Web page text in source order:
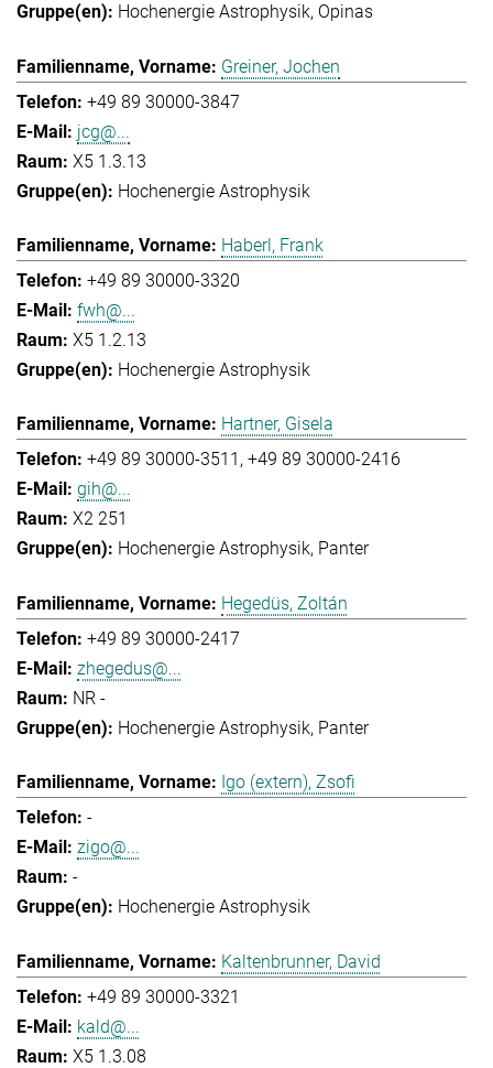
Hochenergie Astrophysik Opinas
Greiner, Jochen
+49 89 30000-3847
jcg@...
X5 1.3.13
Hochenergie Astrophysik
Haberl, Frank
+49 89 30000-3320
fwh@...
X5 1.2.13
Hochenergie Astrophysik
Hartner, Gisela
+49 89 30000-3511 +49 89 30000-2416
gih@...
X2 251
Hochenergie Astrophysik Panter
Hegedüs, Zoltán
+49 89 30000-2417
zhegedus@...
NR -
Hochenergie Astrophysik Panter
Igo (extern), Zsofi
-
zigo@...
-
Hochenergie Astrophysik
Kaltenbrunner, David
+49 89 30000-3321
kald@...
X5 1.3.08